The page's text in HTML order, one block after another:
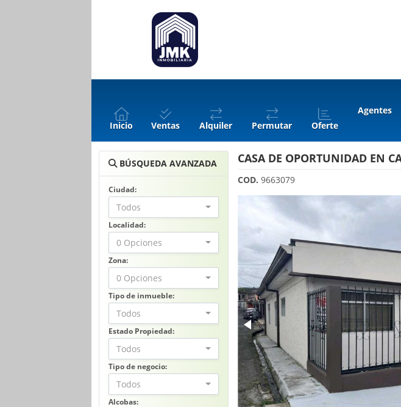
Inicio Ventas Alquiler Permutar Oferte
Agentes
BÚSQUEDA AVANZADA
Ciudad:
Todos
Localidad:
0 Opciones
Zona:
0 Opciones
Tipo de inmueble:
Todos
Estado Propiedad:
Todos
Tipo de negocio:
Todos
Alcobas:
CASA DE OPORTUNIDAD EN
COD. 9663079